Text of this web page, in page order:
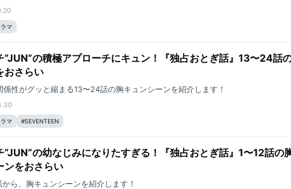
マ
“JUN”の積極アプローチにキュン！『独占おとぎ話』13〜24話
おさらい
係性がグッと縮まる13〜24話の胸キュンシーンを紹介します！
マ #SEVENTEEN
“JUN”の幼なじみになりたすぎる！『独占おとぎ話』1〜12話の
ンをおさらい
から、胸キュンシーンを紹介します！